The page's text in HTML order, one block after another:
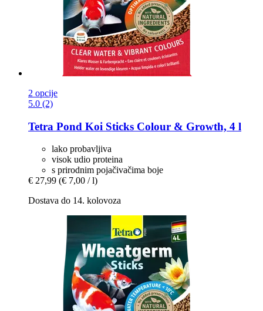
2 opcije
5.0 (2)
Tetra Pond Koi Sticks Colour & Growth, 4 l
lako probavljiva
visok udio proteina
s prirodnim pojačivačima boje
€ 27,99 (€ 7,00 / l)
Dostava do 14. kolovoza